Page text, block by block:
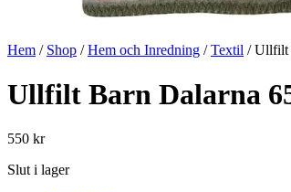
Hem / Shop /Hem och Inredning /Textil / Ullfilt
Ullfilt Barn Dalarna
550 kr
Slut i lager